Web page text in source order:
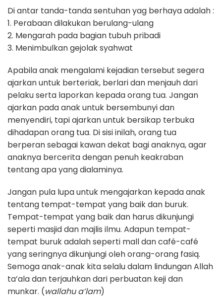
Di antar tanda-tanda sentuhan yag berhaya adalah :
1. Perabaan dilakukan berulang-ulang
2. Mengarah pada bagian tubuh pribadi
3. Menimbulkan gejolak syahwat
Apabila anak mengalami kejadian tersebut segera
ajarkan untuk berteriak, berlari dan menjauh dari
pelaku serta laporkan kepada orang tua. Jangan
ajarkan pada anak untuk bersembunyi dan
menyendiri, tapi ajarkan untuk bersikap terbuka
dihadapan orang tua. Di sisi inilah, orang tua
berperan sebagai kawan dekat bagi anaknya, agar
anaknya bercerita dengan penuh keakraban
tentang apa yang dialaminya.
Jangan pula lupa untuk mengajarkan kepada anak
tentang tempat-tempat yang baik dan buruk.
Tempat-tempat yang baik dan harus dikunjungi
seperti masjid dan majlis ilmu. Adapun tempat-
tempat buruk adalah seperti mall dan café-café
yang seringnya dikunjungi oleh orang-orang fasiq.
Semoga anak-anak kita selalu dalam lindungan Allah
ta’ala dan terjauhkan dari perbuatan keji dan
munkar. (wallahu a’lam)